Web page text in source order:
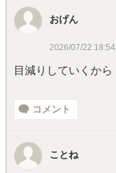
おげん
2026/07/22 18:54
目減りしていくから
コメント
ことね